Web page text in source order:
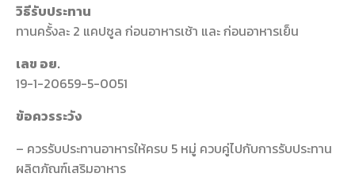
วิธีรับประทาน
ทานครั้งละ 2 แคปซูล ก่อนอาหารเช้า และ ก่อนอาหารเย็น
เลข อย.
19-1-20659-5-0051
ข้อควรระวัง
– ควรรับประทานอาหารให้ครบ 5 หมู่ ควบคู่ไปกับการรับประทาน
ผลิตภัณฑ์เสริมอาหาร